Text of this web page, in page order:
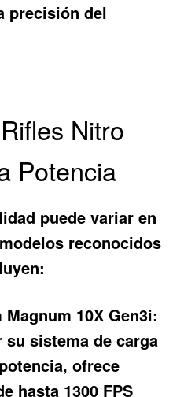
precisión del
Nitro
Potencia
puede variar en
reconocidos
10X Gen3i:
su sistema de carga
ofrece
hasta 1300 FPS